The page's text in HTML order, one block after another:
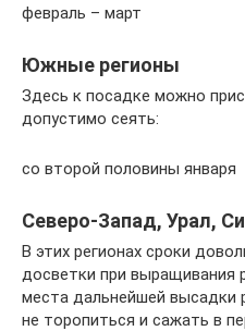
февраль – март
Южные регионы
Здесь к посадке можно
допустимо сеять:
со второй половины января
Северо-Запад, Урал,
В этих регионах сроки
досветки при выращивания
места дальнейшей
не торопиться и сажать в